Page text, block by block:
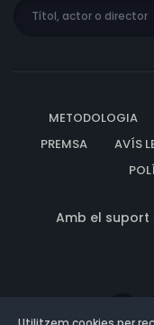
METODOLOGIA
PREMSA
AVÍS
Amb el